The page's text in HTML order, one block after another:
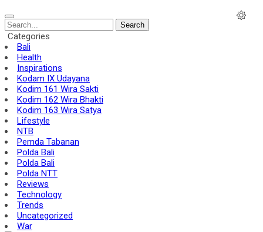
Search
Categories
Bali
Health
Inspirations
Kodam IX Udayana
Kodim 161 Wira Sakti
Kodim 162 Wira Bhakti
Kodim 163 Wira Satya
Lifestyle
NTB
Pemda Tabanan
Polda Bali
Polda Bali
Polda NTT
Reviews
Technology
Trends
Uncategorized
War